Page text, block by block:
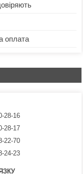
оплата
28-16
28-17
22-70
24-23